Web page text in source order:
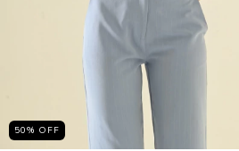
50% OFF